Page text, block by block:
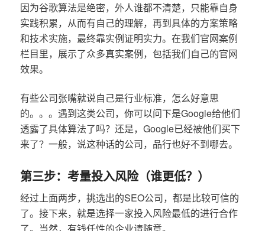
因为谷歌算法是绝密，外人谁都不清楚，只能靠自身
实践积累，从而有自己的理解，再到具体的方案策略
和技术实施，最终靠实例证明实力。在我们官网案例
栏目里，展示了众多真实案例，包括我们自己的官网
效果。
有些公司张嘴就说自己是行业标准，怎么好意思
的。。。遇到这类公司，你可以问下是Google给他们
透露了具体算法了吗？还是，Google已经被他们买下
来了？一般，说这种话的公司，品行也好不到哪去。
第三步：考量投入风险（谁更低？）
经过上面两步，挑选出的SEO公司，都是比较可信的
了。接下来，就是选择一家投入风险最低的进行合作